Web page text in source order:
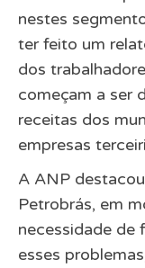
nestes
ter feito um
dos
começam a ser
receitas dos
empresas
A ANP
Petrobrás, em
necessidade de
esses